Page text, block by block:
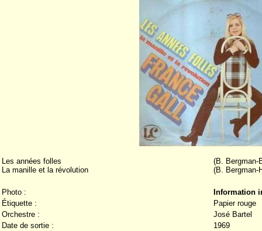
Les années folles
La manille et la révolution
(B. Bergman-
(B. Bergman-
Photo :
Information
Étiquette :
Papier rouge
Orchestre :
José Bartel
Date de sortie :
1969